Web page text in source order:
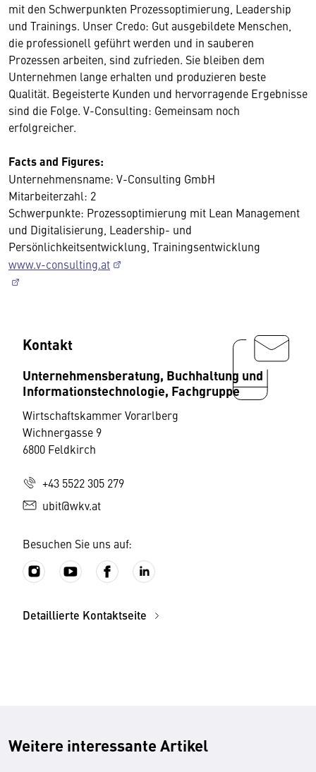
mit den Schwerpunkten Prozessoptimierung, Leadership
und Trainings. Unser Credo: Gut ausgebildete Menschen,
die professionell geführt werden und in sauberen
Prozessen arbeiten, sind zufrieden. Sie bleiben dem
Unternehmen lange erhalten und produzieren beste
Qualität. Begeisterte Kunden und hervorragende Ergebnisse
sind die Folge. V-Consulting: Gemeinsam noch
erfolgreicher.
Facts and Figures:
Unternehmensname: V-Consulting GmbH
Mitarbeiterzahl: 2
Schwerpunkte: Prozessoptimierung mit Lean Management
und Digitalisierung, Leadership- und
Persönlichkeitsentwicklung, Trainingsentwicklung
www.v-consulting.at
Kontakt
Unternehmensberatung, Buchhaltung und
Informationstechnologie, Fachgruppe
Wirtschaftskammer Vorarlberg
Wichnergasse 9
6800 Feldkirch
+43 5522 305 279
ubit@wkv.at
Besuchen Sie uns auf:
Detaillierte Kontaktseite
Weitere interessante Artikel